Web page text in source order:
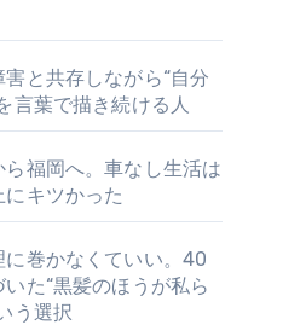
害と共存しながら“自分
言葉で描き続ける人
ら福岡へ。車なし生活は
にキツかった
に巻かなくていい。40
た“黒髪のほうが私ら
う選択